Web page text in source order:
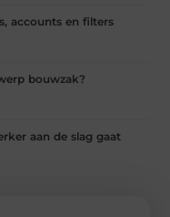
accounts en filters
bouwzak?
aan de slag gaat